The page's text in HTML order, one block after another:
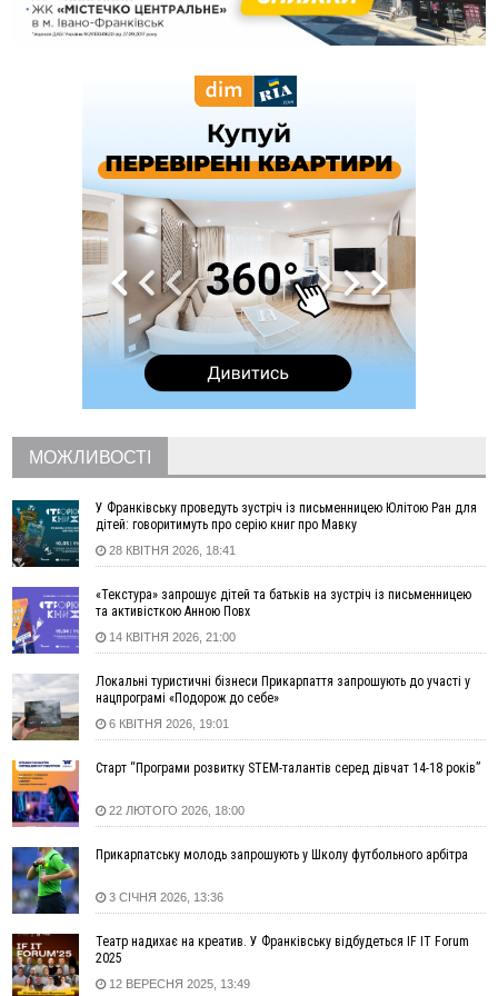
12:24
Лікування наркоманії Київ: чому важливо розпочати
терапію якомога раніше
тисяч гривень у валюті, засудили до 5 років
Податкова передасть в Міноборони для "Оберегу" дані про
чоловіків 18–60 років
Водійка, яку на Сухомлинського побив інший керманич,
відмовилася від обвинувачення — справу закрили
У Франківську, Коломиї, Долині та Яремче 6 серпня
зафіксували рекордну спеку
Змушував надсилати інтимні фото: на Прикарпатті
затримали підозрюваного у розбещенні малолітньої
АМКУ розпочав справу проти Гвіздецької селищної ради
через різні ставки земельного податку
Синоптики попереджають про значний дощ на Прикарпатті
до кінця п'ятниці
Нафтогазову площу на межі Прикарпаття та Львівщини
повторно виставили на аукціон за 830 млн
06 Серпня
18:46 ФОТО У Польщі невідомі скоїли наругу над могилою УПА
17:45
Сили оборони уразила Ярославський НПЗ та кораблі
берегової охорони фсб у Керчі
далеко за межами Коломиї
16:42
Поблизу Франківська п'яний на Chevrolet втікав від поліції
16:27
На Прикарпатті триває декларування вогнепальної зброї:
уже зареєстровано 282 одиниці
15:58
Понад 9 тис. прикарпатських вступників отримали
рекомендації до зарахування на бакалаврат у ВНЗ
15:28
Кілька вулиць у Долині тимчасово залишаться без газу
15:02
14:35
Не знає англійську на достатньому рівні. Франківець Лев
кримінального суду
14:14
У Ворохті проведуть Кубок ФЛСУ зі стрибків на лижах,
пам'яті оборонця Богдана Бухонка
13:30
ФОТО На Калущині розшукали чоловіка, який три дні
блукав у лісі
13:14
Боднар розповів про реакцію влади Польщі на атаки на
МОЖЛИВОСТІ
У Франківську проведуть зустріч із письменницею Юлітою Ран для
дітей: говоритимуть про серію книг про Мавку
28 КВІТНЯ 2026, 18:41
«Текстура» запрошує дітей та батьків на зустріч із письменницею
та активісткою Анною Повх
14 КВІТНЯ 2026, 21:00
Локальні туристичні бізнеси Прикарпаття запрошують до участі у
нацпрограмі «Подорож до себе»
6 КВІТНЯ 2026, 19:01
Старт “Програми розвитку STEM-талантів серед дівчат 14-18 років”
22 ЛЮТОГО 2026, 18:00
Прикарпатську молодь запрошують у Школу футбольного арбітра
3 СІЧНЯ 2026, 13:36
Театр надихає на креатив. У Франківську відбудеться IF IT Forum
2025
12 ВЕРЕСНЯ 2025, 13:49